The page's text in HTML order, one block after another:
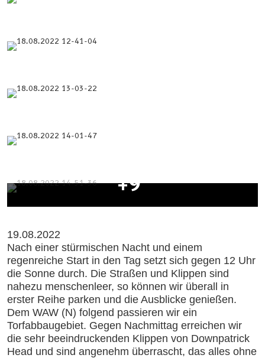
+9
19.08.2022
Nach einer stürmischen Nacht und einem
regenreiche Start in den Tag setzt sich gegen 12 Uhr
die Sonne durch. Die Straßen und Klippen sind
nahezu menschenleer, so können wir überall in
erster Reihe parken und die Ausblicke genießen.
Dem WAW (N) folgend passieren wir ein
Torfabbaugebiet. Gegen Nachmittag erreichen wir
die sehr beeindruckenden Klippen von Downpatrick
Head und sind angenehm überrascht, das alles ohne